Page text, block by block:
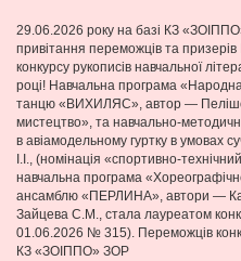
29.06.2026 року на базі КЗ
привітання переможців та призерів
конкурсу рукописів навчальної
році! Навчальна програма
танцю «ВИХИЛЯС», автор —
мистецтво», та навчально-
в авіамодельному гуртку в умовах
І.І., (номінація «спортивно-
навчальна програма
ансамблю «ПЕРЛИНА», автори —
Зайцева С.М., стала лауреатом
01.06.2026 № 315). Переможців
КЗ «ЗОІППО» ЗОР